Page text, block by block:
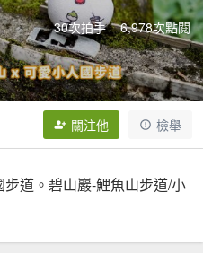
30次拍手 6,978次點閱
關注他 檢舉
道。碧山巖-鯉魚山步道/小